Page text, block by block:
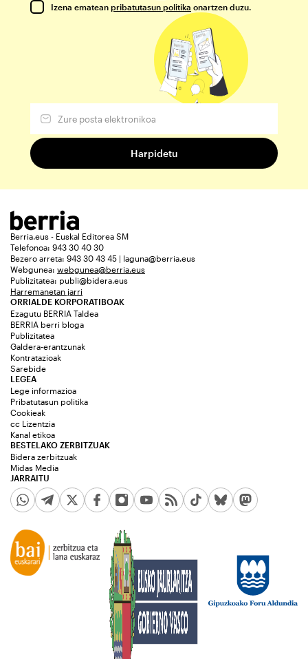
Izena ematean pribatutasun politika onartzen duzu.
Berria.eus - Euskal Editorea SM
Telefonoa: 943 30 40 30
Bezero arreta: 943 30 43 45 | laguna@berria.eus
Webgunea: webgunea@berria.eus
Publizitatea: publi@bidera.eus
Harremanetan jarri
ORRIALDE KORPORATIBOAK
Ezagutu BERRIA Taldea
BERRIA berri bloga
Publizitatea
Galdera-erantzunak
Kontratazioak
Sarebide
JARRAITU
LEGEA
Lege informazioa
Pribatutasun politika
Cookieak
cc Lizentzia
Kanal etikoa
BESTELAKO ZERBITZUAK
Bidera zerbitzuak
Midas Media